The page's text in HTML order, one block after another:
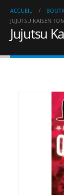
ACCUEIL
JUJUTSU KAISEN
Jujutsu